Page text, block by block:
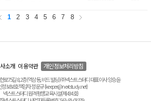
1 2 3 4 5 6 7 8
소개 이용약관 개인정보처리방침
로75길 8, 2층(역삼동, 비드 빌딩) ㈜넥스트스터디 대표이사 양승윤
정보보호책임자 정운규 (keeper@nextstudy.net)
넥스트스터디 원격평생교육시설(제434호)